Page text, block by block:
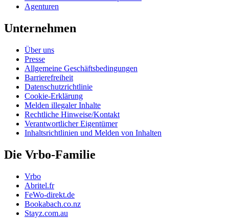
Agenturen
Unternehmen
Über uns
Presse
Allgemeine Geschäftsbedingungen
Barrierefreiheit
Datenschutzrichtlinie
Cookie-Erklärung
Melden illegaler Inhalte
Rechtliche Hinweise/Kontakt
Verantwortlicher Eigentümer
Inhaltsrichtlinien und Melden von Inhalten
Die Vrbo-Familie
Vrbo
Abritel.fr
FeWo-direkt.de
Bookabach.co.nz
Stayz.com.au